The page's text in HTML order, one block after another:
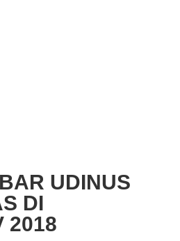
UDINUS
DI
2018